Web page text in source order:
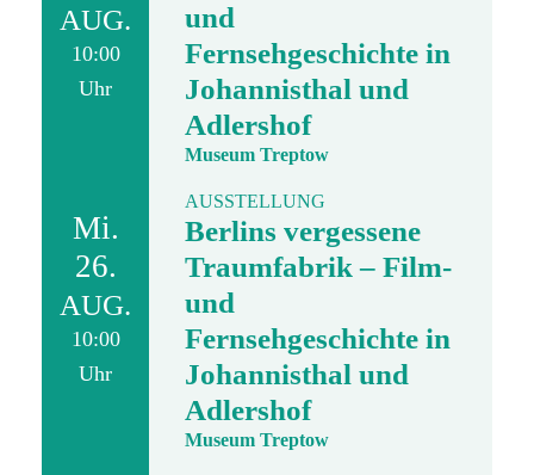
AUG.
10:00
Uhr
und
Fernsehgeschichte in
Johannisthal und
Adlershof
Museum Treptow
Mi.
26.
AUG.
10:00
Uhr
AUSSTELLUNG
Berlins vergessene
Traumfabrik – Film-
und
Fernsehgeschichte in
Johannisthal und
Adlershof
Museum Treptow